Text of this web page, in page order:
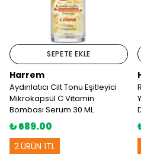
SEPETE EKLE
Harrem
Aydınlatıcı Cilt Tonu Eşitleyici
Mikrokapsül C Vitamin
Bombası Serum 30 ML
₺ 689.00
2.ÜRÜN 1TL